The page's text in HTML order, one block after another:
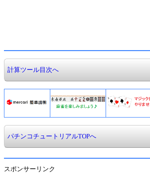
計算ツール目次へ
パチンコチュートリアルTOPへ
スポンサーリンク